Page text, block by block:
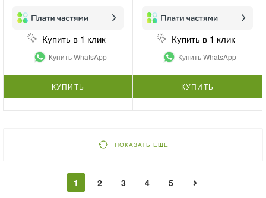
Купить в 1 клик
Купить WhatsApp
КУПИТЬ
Купить в 1 клик
Купить WhatsApp
КУПИТЬ
ПОКАЗАТЬ ЕЩЕ
1 2 3 4 5